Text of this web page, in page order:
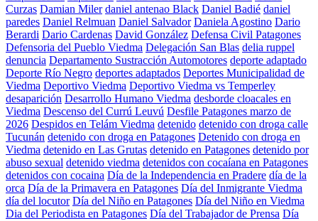
Curzas Damian Miler daniel antenao Black Daniel Badié daniel
paredes Daniel Relmuan Daniel Salvador Daniela Agostino Dario
Berardi Dario Cardenas David González Defensa Civil Patagones
Defensoria del Pueblo Viedma Delegación San Blas delia ruppel
denuncia Departamento Sustracción Automotores deporte adaptado
Deporte Río Negro deportes adaptados Deportes Municipalidad de
Viedma Deportivo Viedma Deportivo Viedma vs Temperley
desaparición Desarrollo Humano Viedma desborde cloacales en
Viedma Descenso del Currú Leuvú Desfile Patagones marzo de
2026 Despidos en Telám Viedma detenido detenido con droga calle
Tucunán detenido con droga en Patagones Detenido con droga en
Viedma detenido en Las Grutas detenido en Patagones detenido por
abuso sexual detenido viedma detenidos con cocaíana en Patagones
detenidos con cocaina Día de la Independencia en Pradere día de la
orca Día de la Primavera en Patagones Día del Inmigrante Viedma
día del locutor Día del Niño en Patagones Día del Niño en Viedma
Dia del Periodista en Patagones Día del Trabajador de Prensa Día